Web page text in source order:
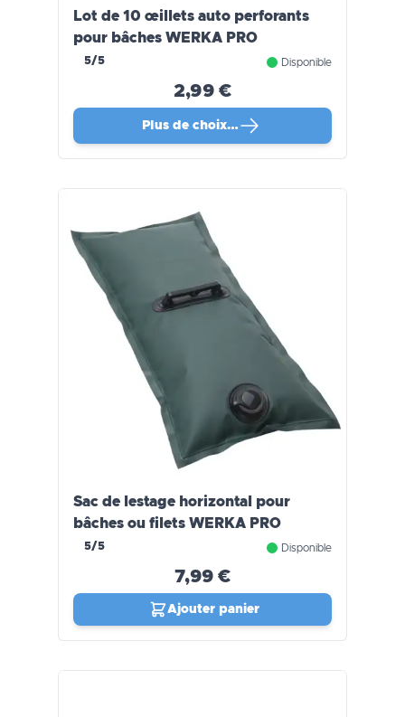
Lot de 10 œillets auto perforants
pour bâches WERKA PRO
5/5 Disponible
2,99 €
Plus de choix…
Sac de lestage horizontal pour
bâches ou filets WERKA PRO
5/5 Disponible
7,99 €
Ajouter panier